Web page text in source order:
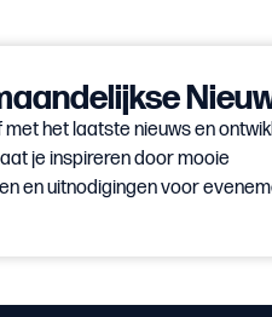
het laatste nieuws en
je inspireren door mooie
en uitnodigingen voor